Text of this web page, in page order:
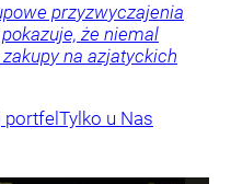
przyzwyczajenia
że niemal
na azjatyckich
Tylko u Nas